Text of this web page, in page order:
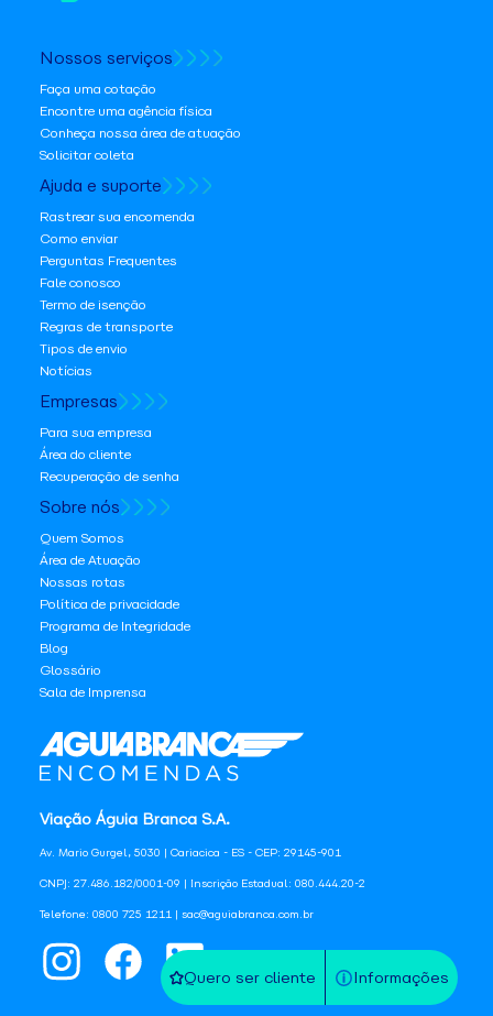
Quero ser cliente Informações
Viação Águia Branca S.A.
Av. Mario Gurgel, 5030 | Cariacica - ES - CEP: 29145-901
CNPJ: 27.486.182/0001-09 | Inscrição Estadual: 080.444.20-2
Telefone: 0800 725 1211 | sac@aguiabranca.com.br
Nossos serviços
Faça uma cotação
Encontre uma agência física
Conheça nossa área de atuação
Solicitar coleta
Ajuda e suporte
Rastrear sua encomenda
Como enviar
Perguntas Frequentes
Fale conosco
Termo de isenção
Regras de transporte
Tipos de envio
Notícias
Empresas
Para sua empresa
Área do cliente
Recuperação de senha
Sobre nós
Quem Somos
Área de Atuação
Nossas rotas
Política de privacidade
Programa de Integridade
Blog
Glossário
Sala de Imprensa